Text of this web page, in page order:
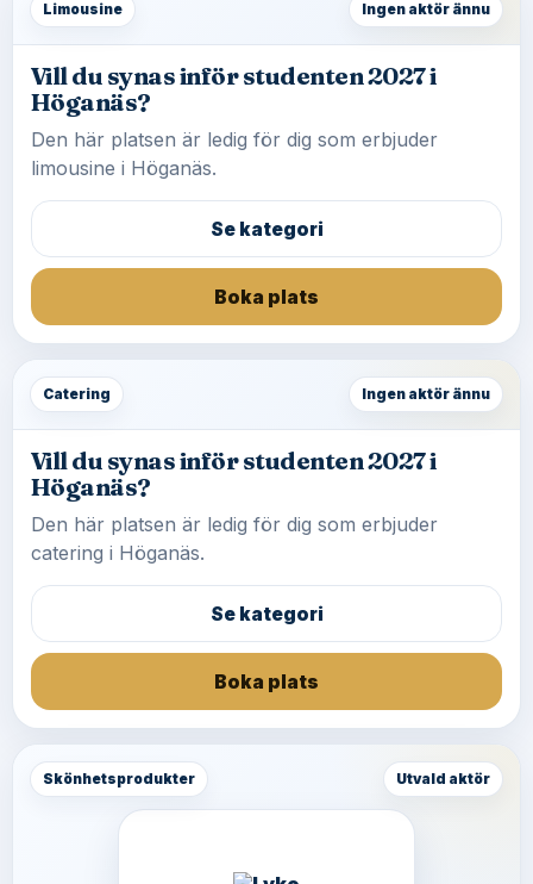
Limousine Ingen aktör ännu
Vill du synas inför studenten 2027 i
Höganäs?
Den här platsen är ledig för dig som erbjuder
limousine i Höganäs.
Se kategori
Boka plats
Catering Ingen aktör ännu
Vill du synas inför studenten 2027 i
Höganäs?
Den här platsen är ledig för dig som erbjuder
catering i Höganäs.
Se kategori
Boka plats
Skönhetsprodukter Utvald aktör